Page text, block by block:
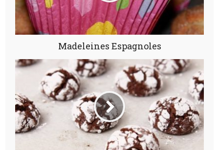
Madeleines Espagnoles